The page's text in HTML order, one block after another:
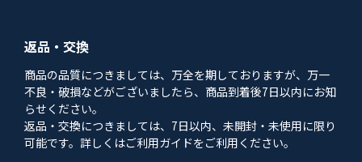
返品・交換
商品の品質につきましては、万全を期しておりますが、万一
不良・破損などがございましたら、商品到着後7日以内にお知
らせください。
返品・交換につきましては、7日以内、未開封・未使用に限り
可能です。詳しくはご利用ガイドをご利用ください。